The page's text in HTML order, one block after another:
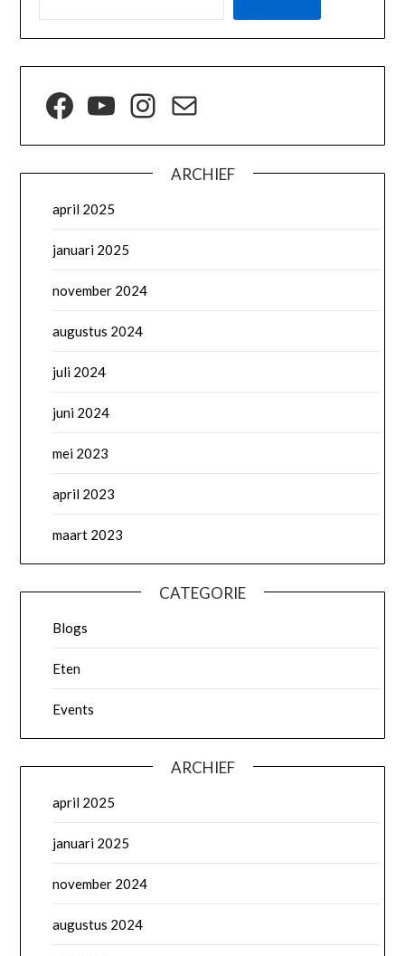
ARCHIEF
april 2025
januari 2025
november 2024
augustus 2024
juli 2024
juni 2024
mei 2023
april 2023
maart 2023
CATEGORIE
Blogs
Eten
Events
ARCHIEF
april 2025
januari 2025
november 2024
augustus 2024